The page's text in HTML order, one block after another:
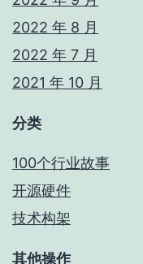
2022 年 8 月
2022 年 7 月
2021 年 10 月
分类
100个行业故事
开源硬件
技术构架
其他操作